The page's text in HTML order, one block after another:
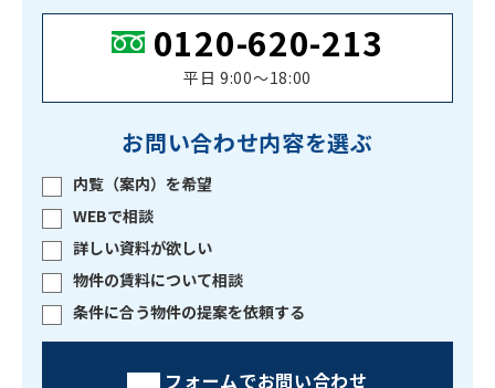
0120-620-213
平日 9:00〜18:00
お問い合わせ内容を選ぶ
内覧（案内）を希望
WEBで相談
詳しい資料が欲しい
物件の賃料について相談
条件に合う物件の提案を依頼する
フォームでお問い合わせ